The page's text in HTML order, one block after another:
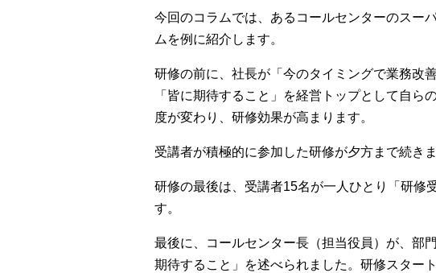
今回のコラムでは、あるコールセンターのスー
ムを例に紹介します。
研修の前に、社長が「今のタイミングで業務改
「皆に期待すること」を経営トップとして自ら
度が変わり、研修効果が高まります。
受講者が積極的に参加した研修が夕方まで続きま
研修の最後は、受講者15名が一人ひとり「研修
す。
最後に、コールセンター長（担当役員）が、部
期待すること」を述べられました。研修スター